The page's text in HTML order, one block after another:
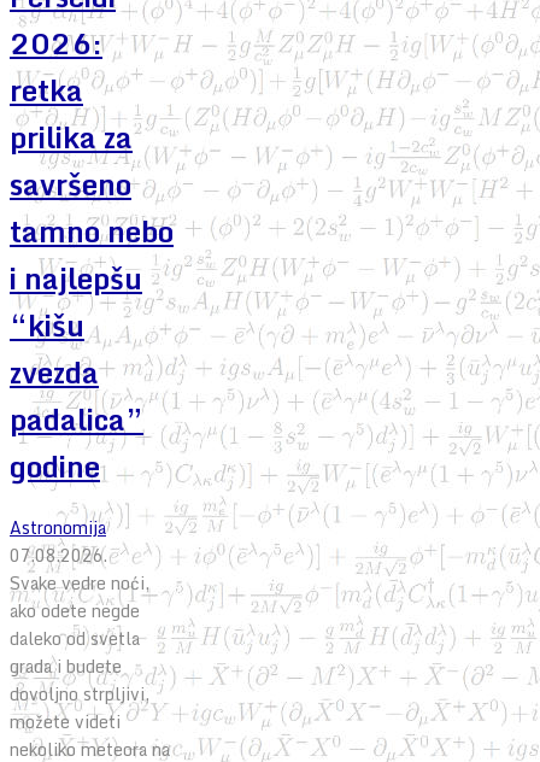
2026:
retka
prilika za
savršeno
tamno nebo
i najlepšu
“kišu
zvezda
padalica”
godine
Astronomija
07.08.2026.
Svake vedre noći,
ako odete negde
daleko od svetla
grada i budete
dovoljno strpljivi,
možete videti
nekoliko meteora na